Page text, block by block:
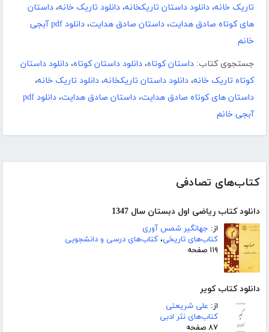
کتاب‌های تصادفی
دانلود کتاب ریاضی اول دبستان سال 1347
از: جهانگیر شمس آوری
کتاب‌های تاریخی، کتاب‌های درسی و دانشجویی
۱۱۹ صفحه
دانلود کتاب کویر
از: علی شریعتی
کتاب‌های نثر ادبی
۸۷ صفحه
تاریک خانه، دانلود داستان تاریکخانه، دانلود تاریک خانه، داستان
های کوتاه صادق هدایت، داستان صادق هدایت،
دانلود pdf آبجی
خانم
جستجوی کتاب: داستان کوتاه، دانلود داستان کوتاه، دانلود داستان
کوتاه تاریک خانه، دانلود داستان تاریکخانه، دانلود تاریک خانه،
داستان های کوتاه صادق هدایت، داستان صادق هدایت،
دانلود pdf
آبجی خانم